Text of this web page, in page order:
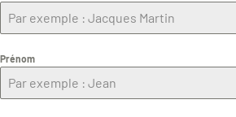
Prénom